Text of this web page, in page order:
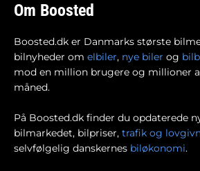
Om Boosted
Boosted.dk er Danmarks største
bilnyheder om elbiler, nye biler og
mod en million brugere og millioner
måned.
På Boosted.dk finder du opdaterede
bilmarkedet, bilpriser, trafik og
selvfølgelig danskernes biløkonomi.